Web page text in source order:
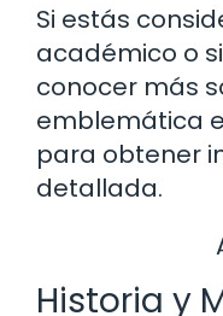
Si estás
académico o
conocer más
emblemática
para obtener
detallada.
Historia y